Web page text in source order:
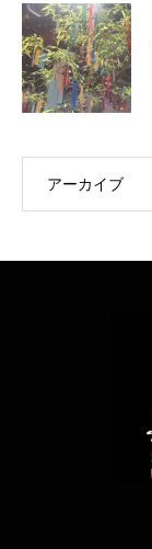
アーカイブ